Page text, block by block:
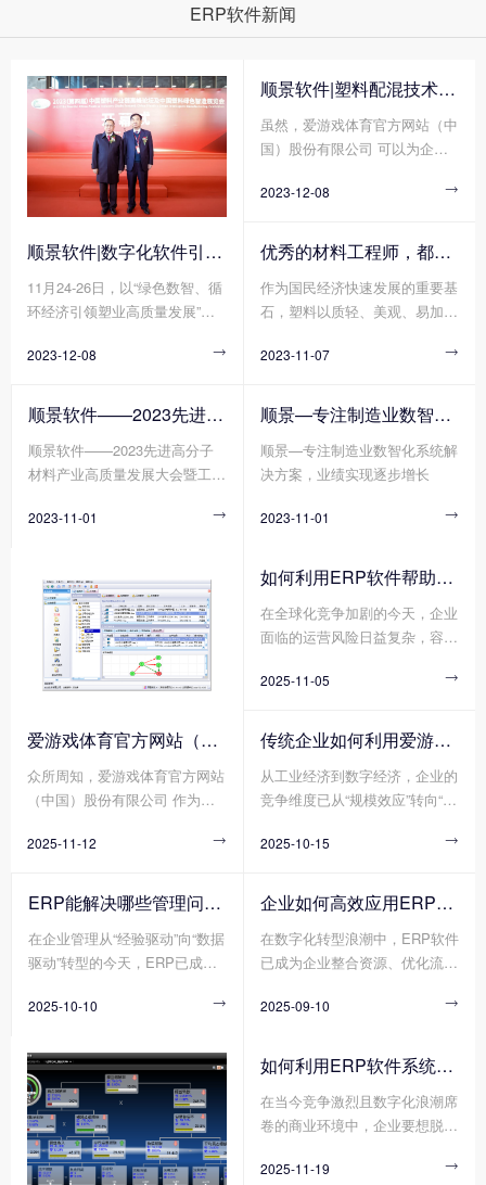
ERP软件新闻
顺景软件|数字化软件引领新材料产业绿色智造新篇章
11月24-26日，以“绿色数智、循
环经济引领塑业高质量发展”为
色智造展览会在绍兴正式拉开帷
强，绿色、智能、可持续的生产
方式已经成为新材料产业发展的
重要趋势。在这个背景下，顺景
软件作为一家专注于做新材料产
技术和解决方案，参加了第四届
2023-12-08 
顺景软件|塑料配混技术论坛上展示数字化的力量
虽然，爱游戏体育官方网站（中
国）股份有限公司 可以为企业
体育官方网站（中国）股份有限
较大，尤其是在当今的这种商业
环境中，降低和控制运营成本已
成为一种必要。因此，我们充分
了解清楚爱游戏体育官方网站
本的计算方法，以便帮助企业降
您知道爱游戏体育官方网站（中
计算包括有哪些方面吗?
2023-12-08 
优秀的材料工程师，都在跟这个新朋友打交道!
作为国民经济快速发展的重要基
石，塑料以质轻、美观、易加
撑起汽车、家电、电子电气等多
的发展进程。众所周知，单一合
成树脂一般无法单独使用，需要
进行各种改性处理，以获得更加
优异均衡的性能，才能真正满足
十美的塑料制品，但有不断追求
的塑料，注定难堪大用，不会是
游合成树脂和下游具体应用的改
性塑料行业，其重要性自然不言
2023-11-07 
顺景软件——2023先进高分子材料产业高质量发展大会暨工程塑料产业创新大会
顺景软件——2023先进高分子
材料产业高质量发展大会暨工程
2023-11-01 
顺景—专注制造业数智化系统解决方案，业绩实现逐步增长
顺景—专注制造业数智化系统解
决方案，业绩实现逐步增长
2023-11-01 
爱游戏体育官方网站（中国）股份有限公司 分为哪几种类型?
众所周知，爱游戏体育官方网站
（中国）股份有限公司 作为数
财务、供应链、生产、人力资源
管理的“数字中枢”。然而，不同
行业(如离散制造与流程制造)、
不同规模(如初创企业与跨国集
团)、不同业务模式(如项目制与
育官方网站（中国）股份有限公
制化程度的需求截然不同。
2025-11-12 
如何利用ERP软件帮助企业更好地规避风险?
在全球化竞争加剧的今天，企业
面临的运营风险日益复杂，容易
规漏洞、库存积压等问题，轻则
存。在此背景下，ERP软件作为
企业数字化转型的基石，凭借其
数据整合、流程标准化与实时监
控能力，正成为企业规避风险的
2025-11-05 
传统企业如何利用爱游戏体育官方网站（中国）股份有限公司 重塑竞争力?
从工业经济到数字经济，企业的
竞争维度已从“规模效应”转向“敏
定性的市场中实现韧性增长，爱
有限公司 作为企业资源整合的
核心工具，正成为重塑竞争力的
关键抓手。通过打通数据孤岛、
优化业务流程、赋能智能决策，
份有限公司 正帮助传统企业实
跨越式升级。那么您知道传统企
（中国）股份有限公司 重塑竞
争力吗?
2025-10-15 
ERP能解决哪些管理问题?
在企业管理从“经验驱动”向“数据
驱动”转型的今天，ERP已成为
营的核心工具。它通过整合资
为企业提供了一体化的管理解决
方案。无论是成本控制、决策效
率还是供应链协同，ERP正帮助
企业解决那些传统管理模式
下“想改却改不动”的深层问题。
2025-10-10 
企业如何高效应用ERP软件?
在数字化转型浪潮中，ERP软件
已成为企业整合资源、优化流
而，许多企业投入巨资引入ERP
效等问题陷入“上不去、下不
来”的困境。那么您知道企业如
何高效应用ERP软件吗?
2025-09-10 
如何利用ERP软件系统更好提升企业运营效率?
在当今竞争激烈且数字化浪潮席
卷的商业环境中，企业要想脱颖
营效率是关键所在。而ERP软件
2025-11-19 